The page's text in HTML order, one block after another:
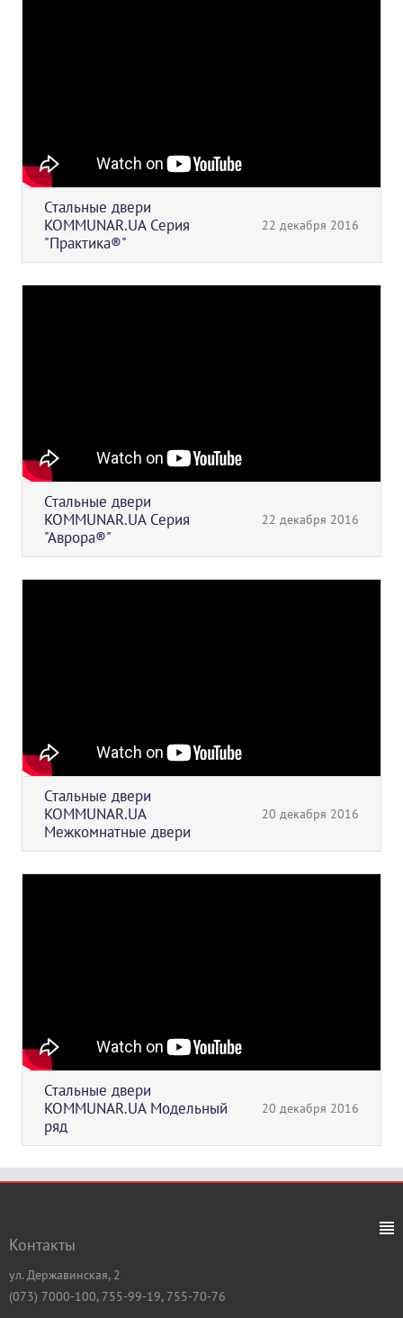
Стальные двери
KOMMUNAR.UA Серия
"Практика®"
22 декабря 2016
Стальные двери
KOMMUNAR.UA Серия
"Аврора®"
22 декабря 2016
Стальные двери
KOMMUNAR.UA
Межкомнатные двери
20 декабря 2016
Стальные двери
KOMMUNAR.UA Модельный
ряд
20 декабря 2016
Контакты
ул. Державинская, 2
(073) 7000-100, 755-99-19, 755-70-76